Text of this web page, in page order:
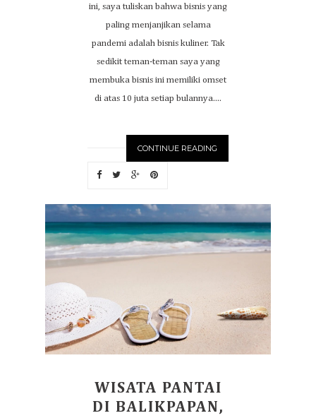
ini, saya tuliskan bahwa bisnis yang
paling menjanjikan selama
pandemi adalah bisnis kuliner. Tak
sedikit teman-teman saya yang
membuka bisnis ini memiliki omset
di atas 10 juta setiap bulannya....
CONTINUE READING
WISATA PANTAI
DI BALIKPAPAN,